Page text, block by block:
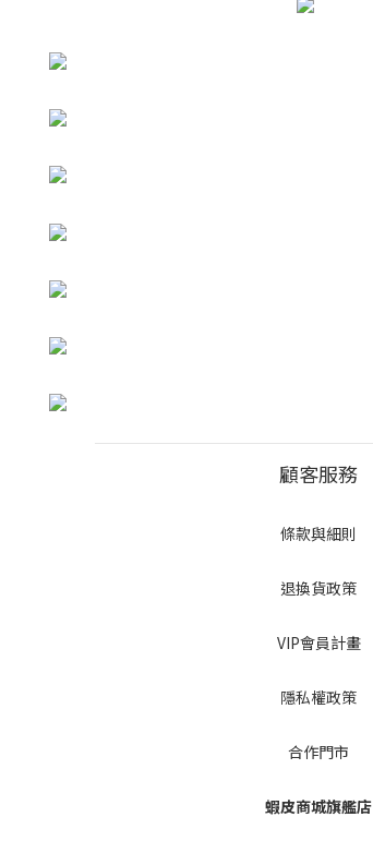
顧客服務
條款與細則
退換貨政策
VIP會員計畫
隱私權政策
合作門市
蝦皮商城旗艦店